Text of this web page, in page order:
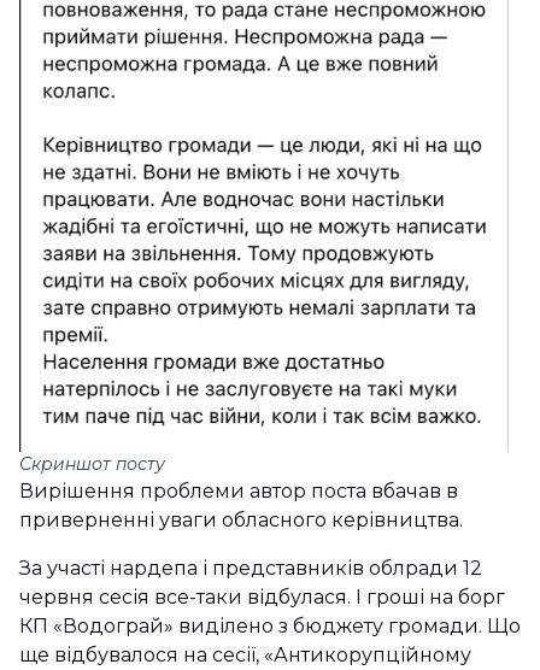
Скриншот посту
Вирішення проблеми автор поста вбачав в
приверненні уваги обласного керівництва.
За участі нардепа і представників облради 12
червня сесія все-таки відбулася. І гроші на борг
КП «Водограй» виділено з бюджету громади. Що
ще відбувалося на сесії, «Антикорупційному